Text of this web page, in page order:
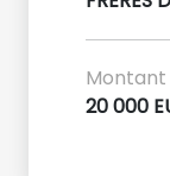
Montant
20 000